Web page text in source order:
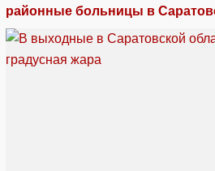
районные больницы в